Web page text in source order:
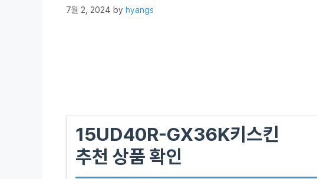
7월 2, 2024 by hyangs
15UD40R-GX36K키스킨
추천 상품 확인